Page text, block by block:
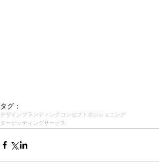
タグ：
デザインブランディングコンセプト ポジショニング
ターゲッティング サービス